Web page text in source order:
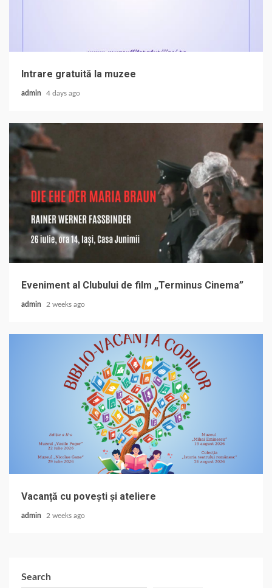
Intrare gratuită la muzee
admin 4 days ago
Eveniment al Clubului de film „Terminus Cinema”
admin 2 weeks ago
Vacanță cu povești și ateliere
admin 2 weeks ago
Search